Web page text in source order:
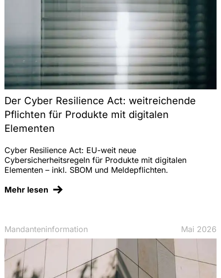
Der Cyber Resilience Act: weitreichende
Pflichten für Produkte mit digitalen
Elementen
Cyber Resilience Act: EU-weit neue
Cybersicherheitsregeln für Produkte mit digitalen
Elementen – inkl. SBOM und Meldepflichten.
Mehr lesen
Mandanteninformation Mai 2026